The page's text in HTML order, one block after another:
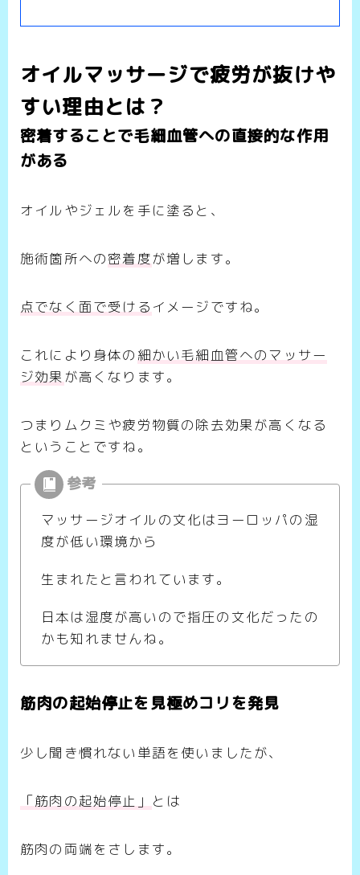
オイルマッサージで疲労が抜けや
すい理由とは？
密着することで毛細血管への直接的な作用
がある
オイルやジェルを手に塗ると、
施術箇所への密着度が増します。
点でなく面で受ける イメージですね。
これにより身体の 細かい毛細血管へのマッサー
ジ効果 が高くなります。
つまりムクミや疲労物質の除去効果が高くなる
ということですね。
マッサージオイルの文化はヨーロッパの湿
度が低い環境から
生まれたと言われています。
日本は湿度が高いので指圧の文化だったの
かも知れませんね。
筋肉の起始停止を見極めコリを発見
少し聞き慣れない単語を使いましたが、
「筋肉の起始停止」 とは
筋肉の両端をさします。